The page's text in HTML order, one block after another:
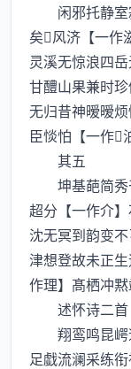
闲邪托静室
矣风济【一作
灵溪无惊浪四
甘醴山果兼时
无归昔神暧暧
臣惔怕【一作
其五
坤基葩简秀
超分【一作介
沈无冥到韵变
津想登故未正
作理】髙栖冲
述怀诗二首
翔鸾鸣昆崿
足戱流澜采练